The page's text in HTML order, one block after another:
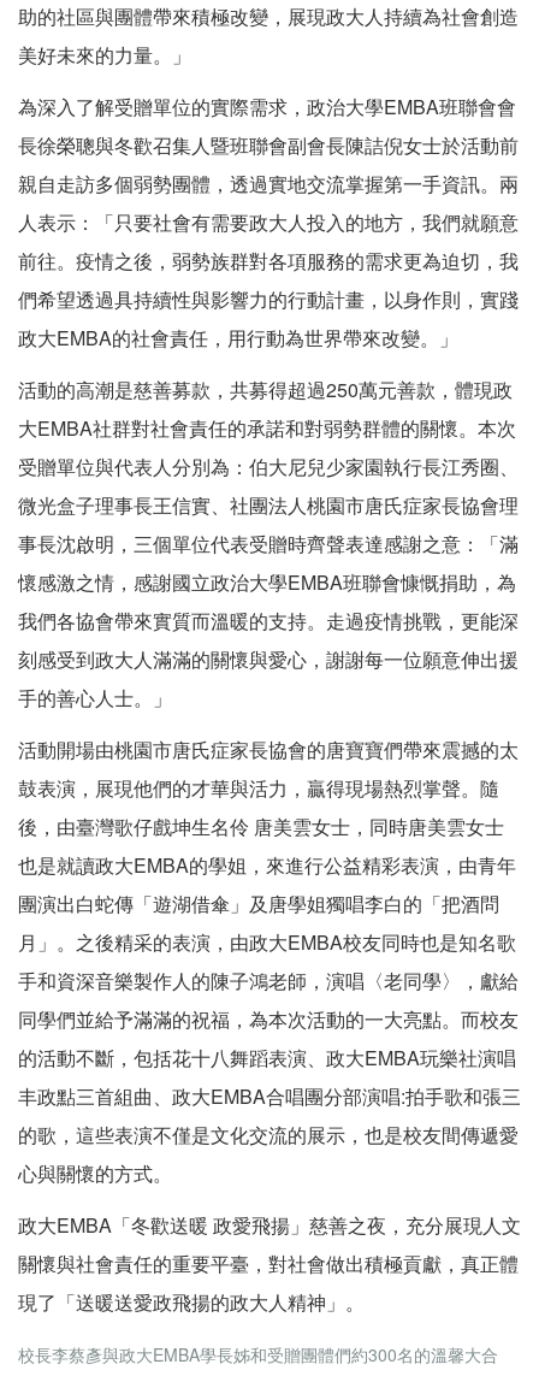
助的社區與團體帶來積極改變，展現政大人持續為社會創造
美好未來的力量。」
為深入了解受贈單位的實際需求，政治大學EMBA班聯會會
長徐榮聰與冬歡召集人暨班聯會副會長陳詰倪女士於活動前
親自走訪多個弱勢團體，透過實地交流掌握第一手資訊。兩
人表示：「只要社會有需要政大人投入的地方，我們就願意
前往。疫情之後，弱勢族群對各項服務的需求更為迫切，我
們希望透過具持續性與影響力的行動計畫，以身作則，實踐
政大EMBA的社會責任，用行動為世界帶來改變。」
活動的高潮是慈善募款，共募得超過250萬元善款，體現政
大EMBA社群對社會責任的承諾和對弱勢群體的關懷。本次
受贈單位與代表人分別為：伯大尼兒少家園執行長江秀圈、
微光盒子理事長王信實、社團法人桃園市唐氏症家長協會理
事長沈啟明，三個單位代表受贈時齊聲表達感謝之意：「滿
懷感激之情，感謝國立政治大學EMBA班聯會慷慨捐助，為
我們各協會帶來實質而溫暖的支持。走過疫情挑戰，更能深
刻感受到政大人滿滿的關懷與愛心，謝謝每一位願意伸出援
手的善心人士。」
活動開場由桃園市唐氏症家長協會的唐寶寶們帶來震撼的太
鼓表演，展現他們的才華與活力，贏得現場熱烈掌聲。隨
後，由臺灣歌仔戲坤生名伶 唐美雲女士，同時唐美雲女士
也是就讀政大EMBA的學姐，來進行公益精彩表演，由青年
團演出白蛇傳「遊湖借傘」及唐學姐獨唱李白的「把酒問
月」。之後精采的表演，由政大EMBA校友同時也是知名歌
手和資深音樂製作人的陳子鴻老師，演唱〈老同學〉，獻給
同學們並給予滿滿的祝福，為本次活動的一大亮點。而校友
的活動不斷，包括花十八舞蹈表演、政大EMBA玩樂社演唱
丰政點三首組曲、政大EMBA合唱團分部演唱:拍手歌和張三
的歌，這些表演不僅是文化交流的展示，也是校友間傳遞愛
心與關懷的方式。
政大EMBA「冬歡送暖 政愛飛揚」慈善之夜，充分展現人文
關懷與社會責任的重要平臺，對社會做出積極貢獻，真正體
現了「送暖送愛政飛揚的政大人精神」。
校長李蔡彥與政大EMBA學長姊和受贈團體們約300名的溫馨大合